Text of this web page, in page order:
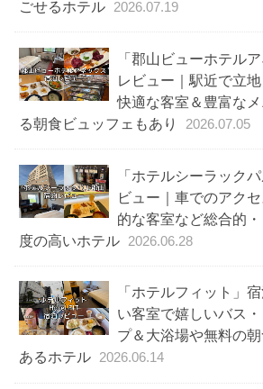
ごせるホテル
2026.07.19
「郡山ビューホテル
レビュー｜駅近で立
快適な客室＆豊富な
る朝食ビュッフェもあり
2026.07.05
「ホテルシーラック
ビュー｜車でのアク
的な客室など総合的
度の高いホテル
2026.06.28
「ホテルフィット」
い客室で嬉しいバス
プ＆大浴場や無料の
あるホテル
2026.06.14